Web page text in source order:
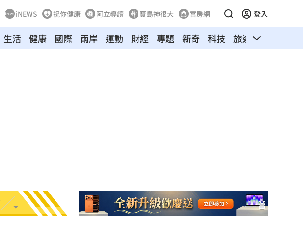
iNEWS 祝你健康 阿立導讀 寶島神很大 富房網 登入
生活 健康 國際 兩岸 運動 財經 專題 新奇 科技 旅遊 汽車